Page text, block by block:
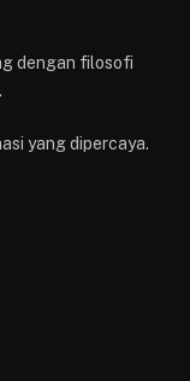
dengan filosofi
yang dipercaya.